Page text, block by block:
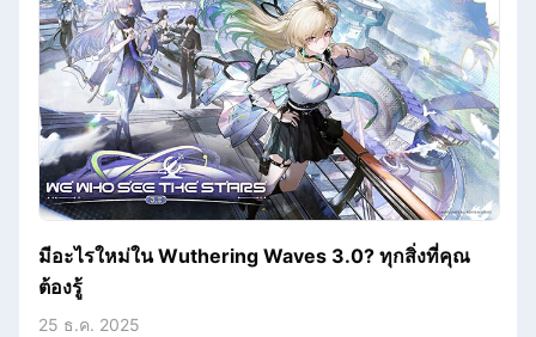
มีอะไรใหม่ใน Wuthering Waves 3.0? ทุกสิ่งที่คุณ
ต้องรู้
25 ธ.ค. 2025